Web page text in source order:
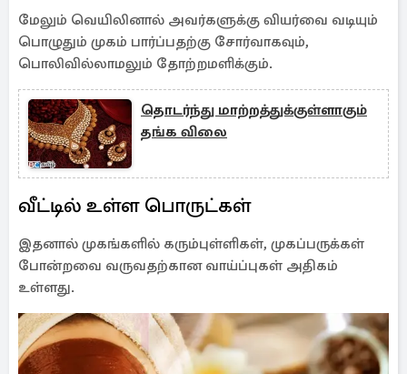
மேலும் வெயிலினால் அவர்களுக்கு வியர்வை வடியும்
பொழுதும் முகம் பார்ப்பதற்கு சோர்வாகவும்,
பொலிவில்லாமலும் தோற்றமளிக்கும்.
தொடர்ந்து மாற்றத்துக்குள்ளாகும்
தங்க விலை
வீட்டில் உள்ள பொருட்கள்
இதனால் முகங்களில் கரும்புள்ளிகள், முகப்பருக்கள்
போன்றவை வருவதற்கான வாய்ப்புகள் அதிகம்
உள்ளது.